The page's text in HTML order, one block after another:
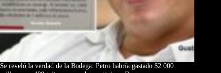
Se reveló la verdad de la Bodega: Petro habría gastado $2.000